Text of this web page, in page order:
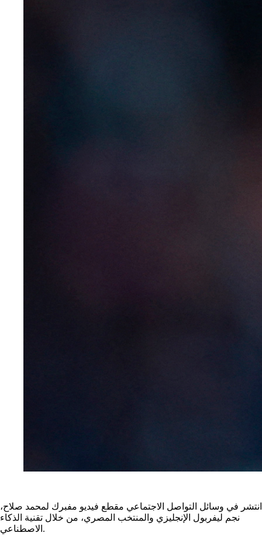
انتشر في وسائل التواصل الاجتماعي مقطع فيديو مفبرك لمحمد صلاح،
نجم ليفربول الإنجليزي والمنتخب المصري، من خلال تقنية الذكاء
الاصطناعي.